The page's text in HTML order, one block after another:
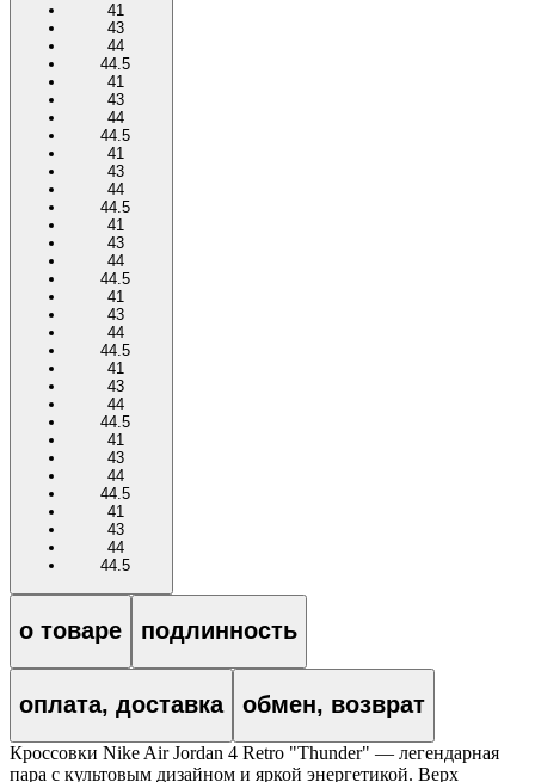
41
43
44
44.5
41
43
44
44.5
41
43
44
44.5
41
43
44
44.5
41
43
44
44.5
41
43
44
44.5
41
43
44
44.5
41
43
44
44.5
о товаре подлинность
оплата, доставка обмен, возврат
Кроссовки Nike Air Jordan 4 Retro "Thunder" — легендарная
пара с культовым дизайном и яркой энергетикой. Верх